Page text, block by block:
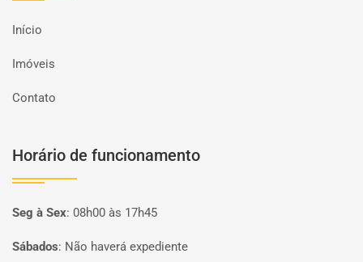
Início
Imóveis
Contato
Horário de funcionamento
Seg à Sex: 08h00 às 17h45
Sábados: Não haverá expediente